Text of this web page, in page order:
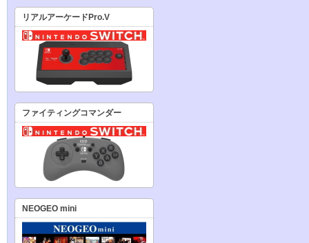
リアルアーケードPro.V
ファイティングコマンダー
NEOGEO mini